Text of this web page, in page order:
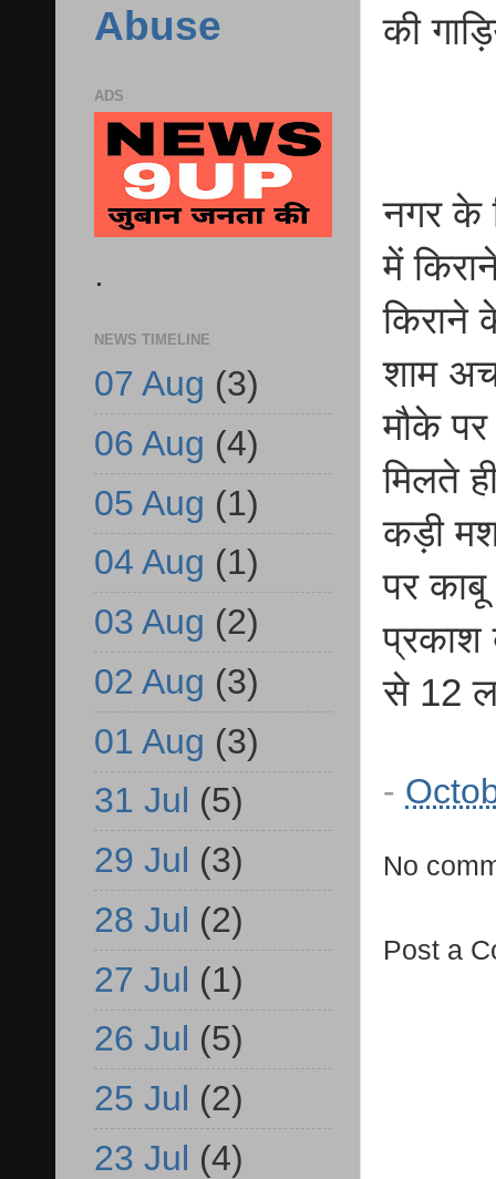
की
नगर के
में
किराने
शाम
मौके
मिलते
कड़ी
पर काबू
प्रकाश
से 12
-
No
Post a
Abuse
ADS
.
NEWS TIMELINE
07 Aug (3)
06 Aug (4)
05 Aug (1)
04 Aug (1)
03 Aug (2)
02 Aug (3)
01 Aug (3)
31 Jul (5)
29 Jul (3)
28 Jul (2)
27 Jul (1)
26 Jul (5)
25 Jul (2)
23 Jul (4)